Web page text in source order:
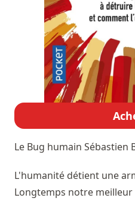
Le Bug humain Sébastien
L'humanité détient une
Longtemps notre